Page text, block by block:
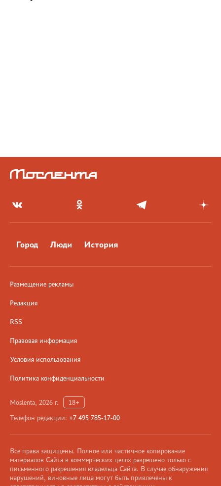
Город Люди История
Размещение рекламы
Редакция
RSS
Правовая информация
Условия использования
Политика конфиденциальности
Moslenta, 2026 г.
18+
Телефон редакции: +7 495 785-17-00
Все права защищены. Полное или частичное копирование
материалов Сайта в коммерческих целях разрешено только с
письменного разрешения владельца Сайта. В случае обнаружения
нарушений, виновные лица могут быть привлечены к